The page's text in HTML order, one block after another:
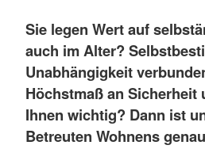
Sie legen Wert auf
auch im Alter?
Unabhängigkeit
Höchstmaß an Sicherheit
Ihnen wichtig? Dann ist
Betreuten Wohnens